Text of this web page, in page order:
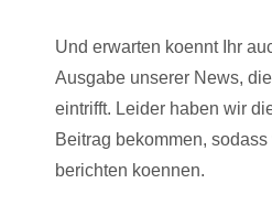
Und erwarten koennt Ihr
Ausgabe unserer News,
eintrifft. Leider haben wir
Beitrag bekommen,
berichten koennen.